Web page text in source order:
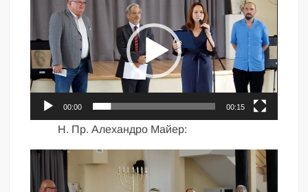
00:00 00:15
Н. Пр. Алехандро Майер:
Видео